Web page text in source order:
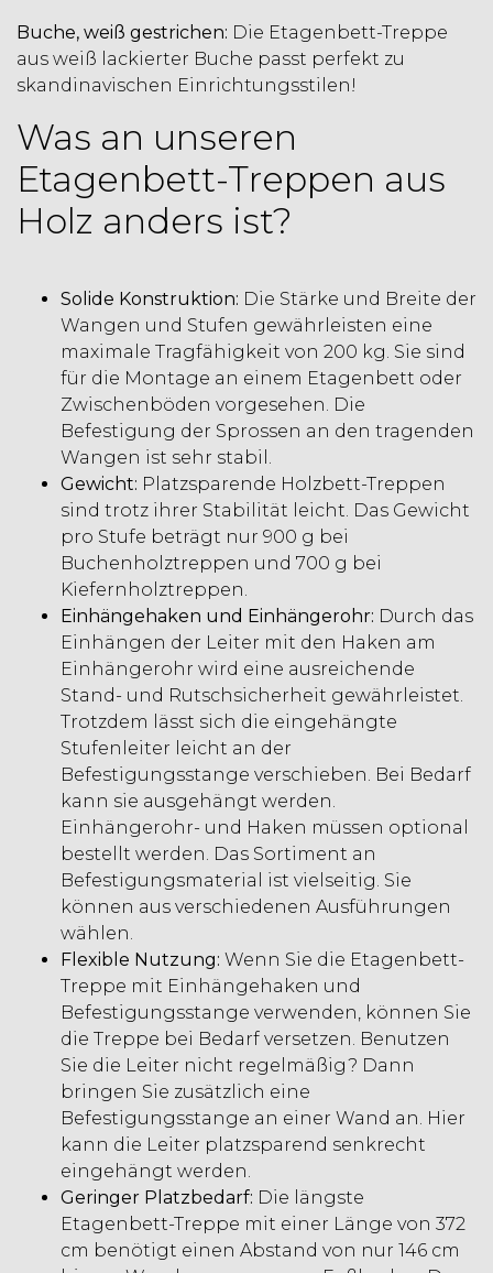
Buche, weiß gestrichen: Die Etagenbett-Treppe
aus weiß lackierter Buche passt perfekt zu
skandinavischen Einrichtungsstilen!
Was an unseren
Etagenbett-Treppen aus
Holz anders ist?
Solide Konstruktion: Die Stärke und Breite der
Wangen und Stufen gewährleisten eine
maximale Tragfähigkeit von 200 kg. Sie sind
für die Montage an einem Etagenbett oder
Zwischenböden vorgesehen. Die
Befestigung der Sprossen an den tragenden
Wangen ist sehr stabil.
Gewicht: Platzsparende Holzbett-Treppen
sind trotz ihrer Stabilität leicht. Das Gewicht
pro Stufe beträgt nur 900 g bei
Buchenholztreppen und 700 g bei
Kiefernholztreppen.
Einhängehaken und Einhängerohr: Durch das
Einhängen der Leiter mit den Haken am
Einhängerohr wird eine ausreichende
Stand- und Rutschsicherheit gewährleistet.
Trotzdem lässt sich die eingehängte
Stufenleiter leicht an der
Befestigungsstange verschieben. Bei Bedarf
kann sie ausgehängt werden.
Einhängerohr- und Haken müssen optional
bestellt werden. Das Sortiment an
Befestigungsmaterial ist vielseitig. Sie
können aus verschiedenen Ausführungen
wählen.
Flexible Nutzung: Wenn Sie die Etagenbett-
Treppe mit Einhängehaken und
Befestigungsstange verwenden, können Sie
die Treppe bei Bedarf versetzen. Benutzen
Sie die Leiter nicht regelmäßig? Dann
bringen Sie zusätzlich eine
Befestigungsstange an einer Wand an. Hier
kann die Leiter platzsparend senkrecht
eingehängt werden.
Geringer Platzbedarf: Die längste
Etagenbett-Treppe mit einer Länge von 372
cm benötigt einen Abstand von nur 146 cm